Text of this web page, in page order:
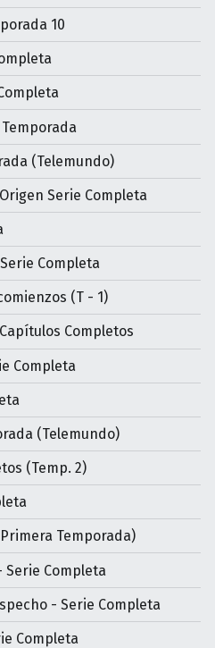
10
(Telemundo)
Serie Completa
Completa
(T - 1)
Completos
Completa
(Telemundo)
(Temp. 2)
Temporada)
Serie Completa
- Serie Completa
Completa